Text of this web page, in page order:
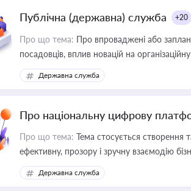
Публічна (державна) служба +20
Про що тема: Про впроваджені або
посадовців, вплив новацій на
Державна служба
Про національну цифрову
Про що тема: Тема стосується створення
ефективну, прозору і зручну взаємодію
Державна служба